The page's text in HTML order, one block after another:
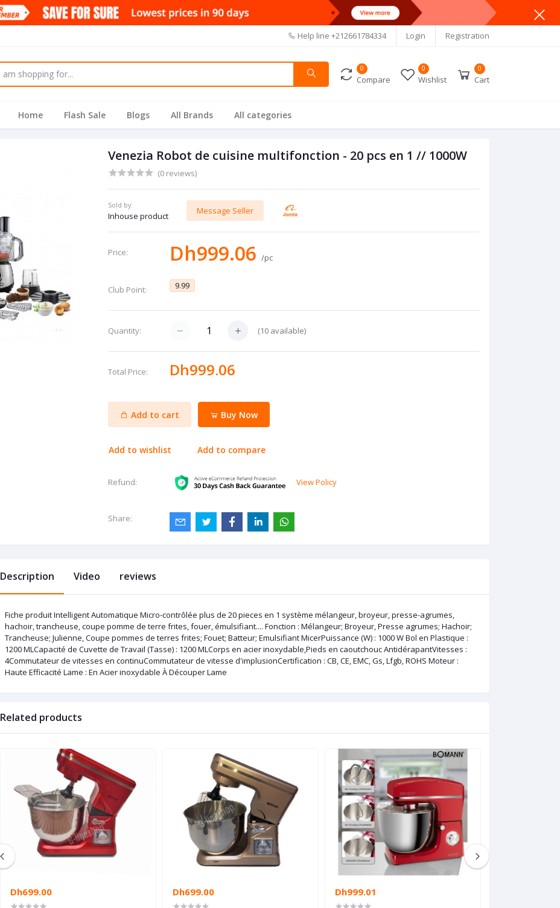
Help line +212661784334 Login Registration
0
Compare
0
Wishlist
0
Cart
Home Flash Sale Blogs All Brands All categories
Venezia Robot de cuisine multifonction - 20 pcs en 1 // 1000W
(0 reviews)
Sold by:
Inhouse product
Message Seller
Price: Dh999.06/pc
Club Point: 9.99
Quantity: (10 available)
Total Price: Dh999.06
Add to cart Buy Now
Add to wishlist Add to compare
Refund: View Policy
Share:
Description Video reviews
Fiche produit Intelligent Automatique Micro-contrôlée plus de 20 pieces en 1 système mélangeur, broyeur, presse-agrumes,
hachoir, trancheuse, coupe pomme de terre frites, fouer, émulsifiant.... Fonction : Mélangeur; Broyeur, Presse agrumes; Hachoir;
Trancheuse; Julienne, Coupe pommes de terres frites; Fouet; Batteur; Emulsifiant MicerPuissance (W) : 1000 W Bol en Plastique :
1200 MLCapacité de Cuvette de Travail (Tasse) : 1200 MLCorps en acier inoxydable,Pieds en caoutchouc AntidérapantVitesses :
4Commutateur de vitesses en continuCommutateur de vitesse d'implusionCertification : CB, CE, EMC, Gs, Lfgb, ROHS Moteur :
Haute Efficacité Lame : En Acier inoxydable À Découper Lame
Related products
Dh699.00 Dh699.00 Dh999.01